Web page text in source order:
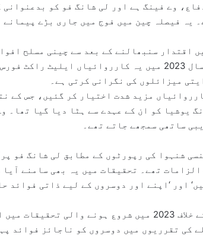
وے فینگ ہے اور لی شانگ فو کو
یہ فیصلہ چین میں فوج میں جاری بڑے پیمانے
شی جن پنگ کے 2012 میں اقتدار سنبھالنے کے بعد سے
کا ایک اہم ہدف رہا ہے۔ سال 2023 میں یہ کارروائیاں
میزائلوں کی نگرانی کرتی ہے۔
مزید شدت اختیار کر گئیں، جس کے
یوشیا کو ان کے عہدے سے ہٹا دیا گیا تھا۔
ساتھی سمجھے جاتے تھے۔
شنہوا کی رپورٹوں کے مطابق لی شانگ فو پر
تھے۔ تحقیقات میں یہ بھی سامنے آیا
اور ‘اپنے اور دوسروں کے لیے ذاتی فوائد
دوسری جانب وے فینگ ہے کے خلاف 2023 میں شروع ہونے
کی تقرریوں میں دوسروں کو ناجائز فوائد